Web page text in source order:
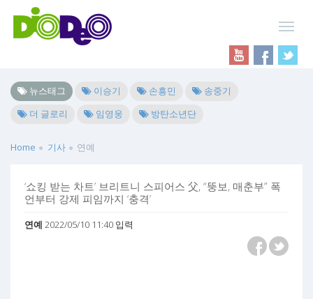
뉴스태그 이승기 손흥민
송중기
더 글로리
임영웅 방탄소년단
Home 기사 연예
‘쇼킹 받는 차트’ 브리트니 스피어스 父, “뚱보, 매춘부” 폭
언부터 강제 피임까지 ‘충격’
연예 2022/05/10 11:40 입력